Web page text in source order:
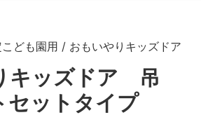
ども園用 / おもいやりキッズドア
キッズドア 吊
ットタイプ